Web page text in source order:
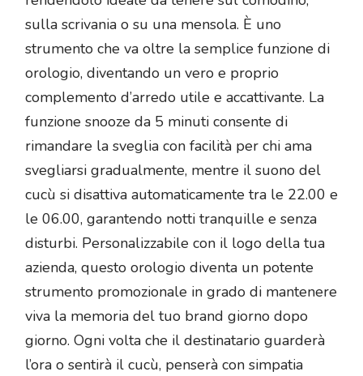
sulla scrivania o su una mensola. È uno
strumento che va oltre la semplice funzione di
orologio, diventando un vero e proprio
complemento d’arredo utile e accattivante. La
funzione snooze da 5 minuti consente di
rimandare la sveglia con facilità per chi ama
svegliarsi gradualmente, mentre il suono del
cucù si disattiva automaticamente tra le 22.00 e
le 06.00, garantendo notti tranquille e senza
disturbi. Personalizzabile con il logo della tua
azienda, questo orologio diventa un potente
strumento promozionale in grado di mantenere
viva la memoria del tuo brand giorno dopo
giorno. Ogni volta che il destinatario guarderà
l’ora o sentirà il cucù, penserà con simpatia